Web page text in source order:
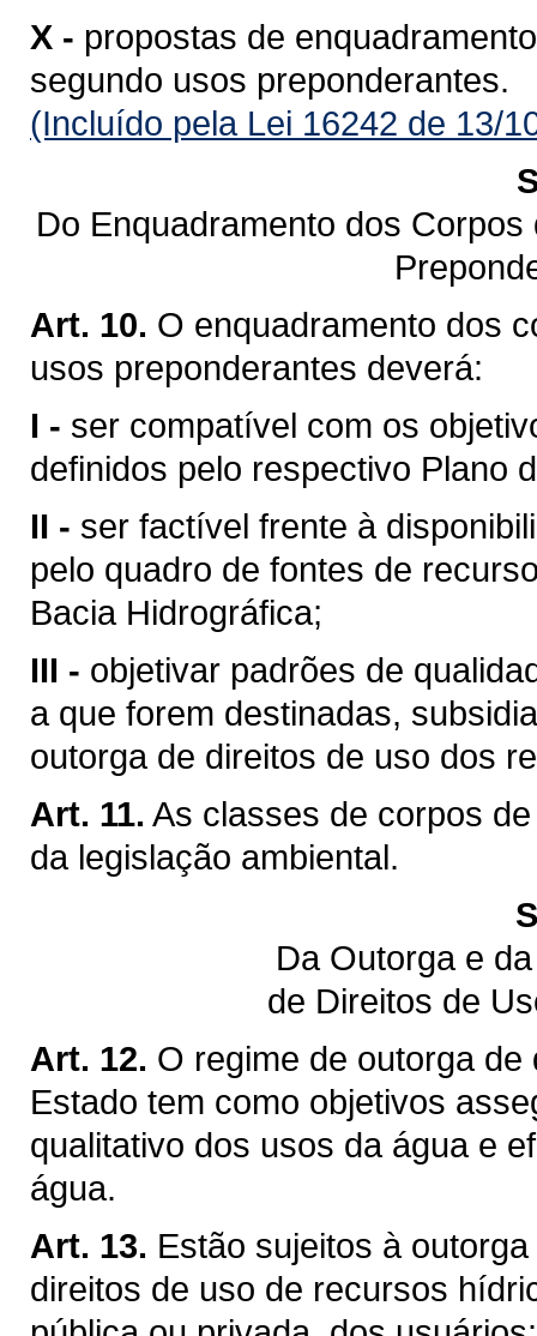
X - propostas de
segundo usos preponderantes.
(Incluído pela Lei 16242 de 13/
Do Enquadramento dos
Art. 10. O enquadramento dos
usos preponderantes deverá:
I - ser compatível com os
definidos pelo respectivo Plano
II - ser factível frente à
pelo quadro de fontes de
Bacia Hidrográfica;
III - objetivar padrões de
a que forem destinadas,
outorga de direitos de uso dos
Art. 11. As classes de corpos
da legislação ambiental.
Da Outorga e
de Direitos de
Art. 12. O regime de outorga
Estado tem como objetivos
qualitativo dos usos da água e
água.
Art. 13. Estão sujeitos à
direitos de uso de recursos